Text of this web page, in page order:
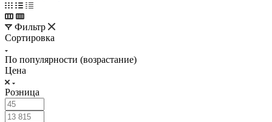
Фильтр
Сортировка
По популярности (возрастание)
Цена
Розница